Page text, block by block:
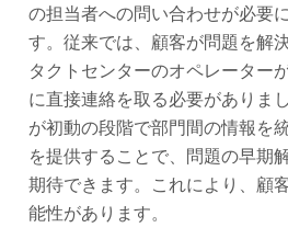
の担当者への問い合わせが必要
す。従来では、顧客が問題を解
タクトセンターのオペレーター
に直接連絡を取る必要がありま
が初動の段階で部門間の情報を
を提供することで、問題の早期
期待できます。これにより、顧
能性があります。